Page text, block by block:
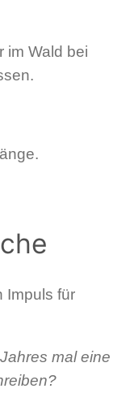
im Wald bei
Impuls für
mal eine